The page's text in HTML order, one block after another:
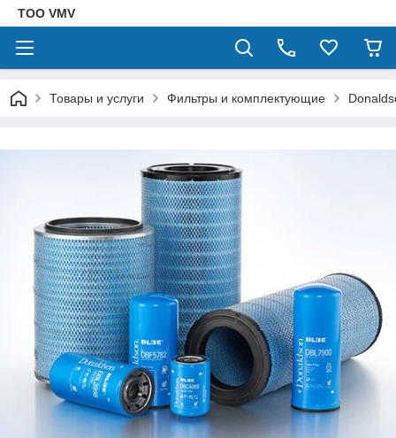
ТОО VMV
Товары и услуги Фильтры и комплектующие